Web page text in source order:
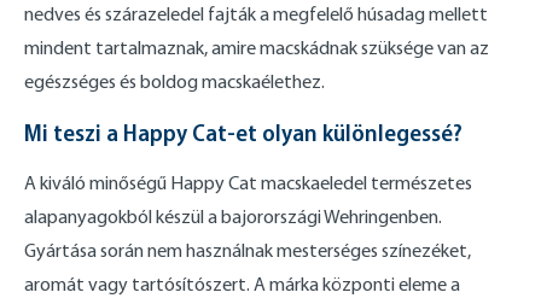
nedves és szárazeledel fajták a megfelelő húsadag mellett
mindent tartalmaznak, amire macskádnak szüksége van az
egészséges és boldog macskaélethez.
Mi teszi a Happy Cat-et olyan különlegessé?
A kiváló minőségű Happy Cat macskaeledel természetes
alapanyagokból készül a bajorországi Wehringenben.
Gyártása során nem használnak mesterséges színezéket,
aromát vagy tartósítószert. A márka központi eleme a